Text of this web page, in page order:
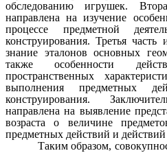
обследованию игрушек.
направлена на изучение
процессе предметной
конструирования. Третья
знание эталонов основных
также особенности
пространственных
выполнения предметных
конструирования.
направлена на выявление
возраста о величине
предметных действий и
Таким образом,